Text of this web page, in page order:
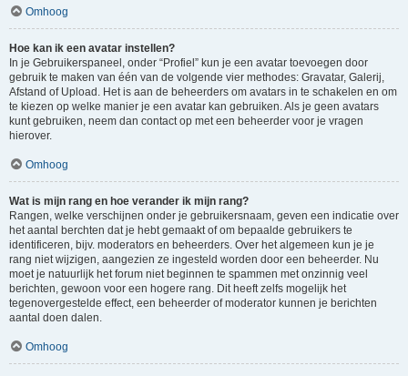
Omhoog
Hoe kan ik een avatar instellen?
In je Gebruikerspaneel, onder “Profiel” kun je een avatar toevoegen door
gebruik te maken van één van de volgende vier methodes: Gravatar, Galerij,
Afstand of Upload. Het is aan de beheerders om avatars in te schakelen en om
te kiezen op welke manier je een avatar kan gebruiken. Als je geen avatars
kunt gebruiken, neem dan contact op met een beheerder voor je vragen
hierover.
Omhoog
Wat is mijn rang en hoe verander ik mijn rang?
Rangen, welke verschijnen onder je gebruikersnaam, geven een indicatie over
het aantal berchten dat je hebt gemaakt of om bepaalde gebruikers te
identificeren, bijv. moderators en beheerders. Over het algemeen kun je je
rang niet wijzigen, aangezien ze ingesteld worden door een beheerder. Nu
moet je natuurlijk het forum niet beginnen te spammen met onzinnig veel
berichten, gewoon voor een hogere rang. Dit heeft zelfs mogelijk het
tegenovergestelde effect, een beheerder of moderator kunnen je berichten
aantal doen dalen.
Omhoog